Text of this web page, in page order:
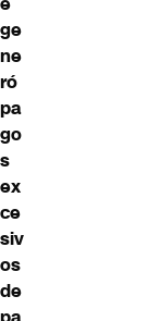
ge
ne
ró
pa
go
s
ex
ce
siv
os
de